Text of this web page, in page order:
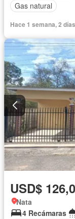
Gas natural
Hace 1 semana, 2
USD$
Nata
4 Recámaras